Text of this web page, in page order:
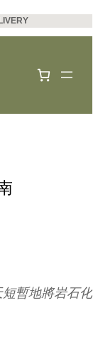
暫地將岩石化